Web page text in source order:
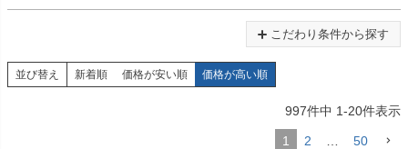
こだわり条件から探す
並び替え 新着順 価格が安い順 価格が高い順
997件中 1-20件表示
1 2 50